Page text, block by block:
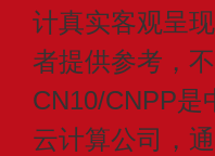
计真实客观呈
者提供参考，
CN10/CNPP是
云计算公司，